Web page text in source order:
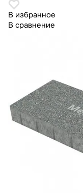
В избранное
В сравнение